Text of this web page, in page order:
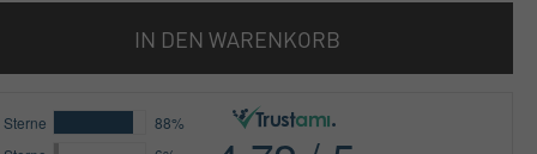
IN DEN WARENKORB